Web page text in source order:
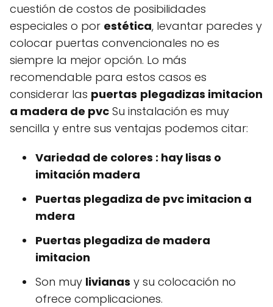
cuestión de costos de posibilidades
especiales o por estética, levantar paredes y
colocar puertas convencionales no es
siempre la mejor opción. Lo más
recomendable para estos casos es
considerar las puertas plegadizas imitacion
a madera de pvc Su instalación es muy
sencilla y entre sus ventajas podemos citar:
Variedad de colores : hay lisas o
imitación madera
Puertas plegadiza de pvc imitacion a
mdera
Puertas plegadiza de madera
imitacion
Son muy livianas y su colocación no
ofrece complicaciones.